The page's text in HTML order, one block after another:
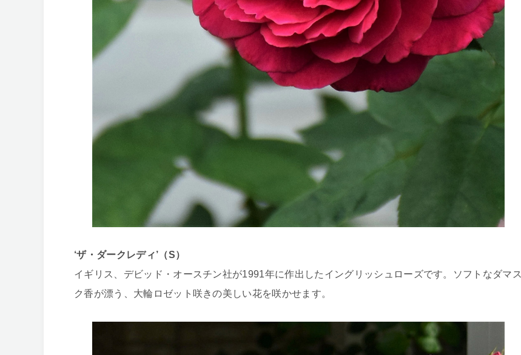
‘ザ・ダークレディ’（S）
イギリス、デビッド・オースチン社が1991年に作出したイングリッシュローズです。ソフトなダマス
ク香が漂う、大輪ロゼット咲きの美しい花を咲かせます。